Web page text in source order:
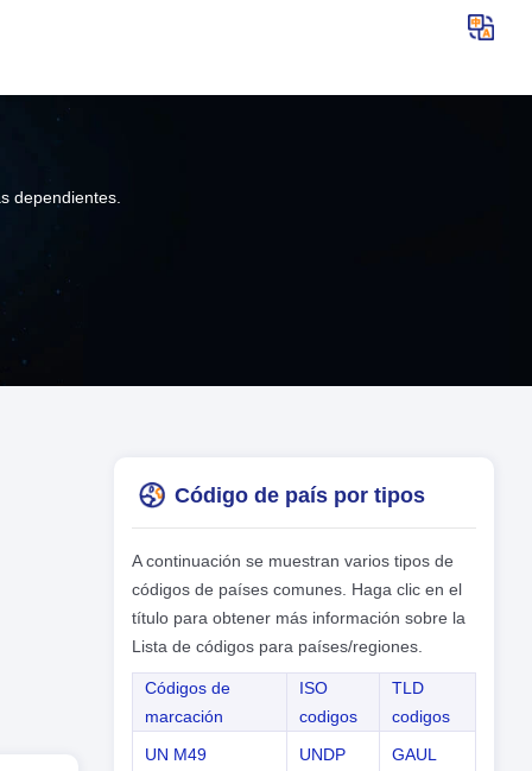
dependientes.
Código de país por tipos
A continuación se muestran varios tipos de
códigos de países comunes. Haga clic en el
título para obtener más información sobre la
Lista de códigos para países/regiones.
Códigos de
marcación
ISO
codigos
TLD
codigos
UN M49
UNDP GAUL